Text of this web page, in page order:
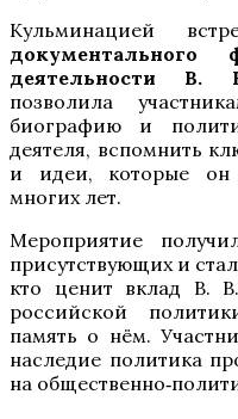
Кульминацией
документального
деятельности В.
позволила
биографию и
деятеля, вспомнить
и идеи, которые он
многих лет.
Мероприятие
присутствующих и
кто ценит вклад В.
российской
память о нём.
наследие политика
на